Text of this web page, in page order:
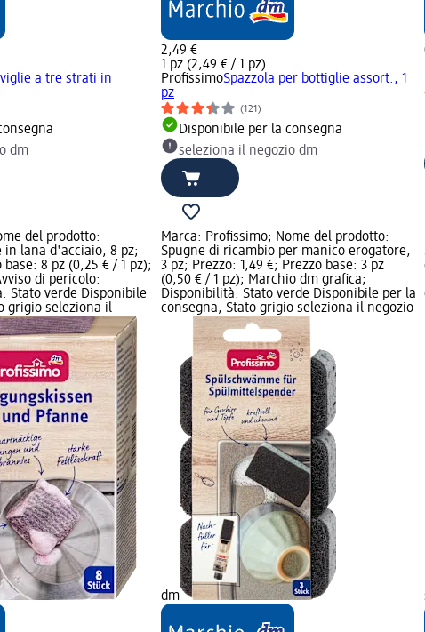
a tre strati in
dm
2,49 €
1 pz (2,49 € / 1 pz)
ProfissimoSpazzola per bottiglie assort., 1
pz
(121)
Disponibile per la consegna
seleziona il negozio dm
del prodotto:
in lana d'acciaio, 8 pz;
base: 8 pz (0,25 € / 1 pz);
di pericolo:
Stato verde Disponibile
grigio seleziona il
Marca: Profissimo; Nome del prodotto:
Spugne di ricambio per manico erogatore,
3 pz; Prezzo: 1,49 €; Prezzo base: 3 pz
(0,50 € / 1 pz); Marchio dm grafica;
Disponibilità: Stato verde Disponibile per la
consegna, Stato grigio seleziona il negozio
dm